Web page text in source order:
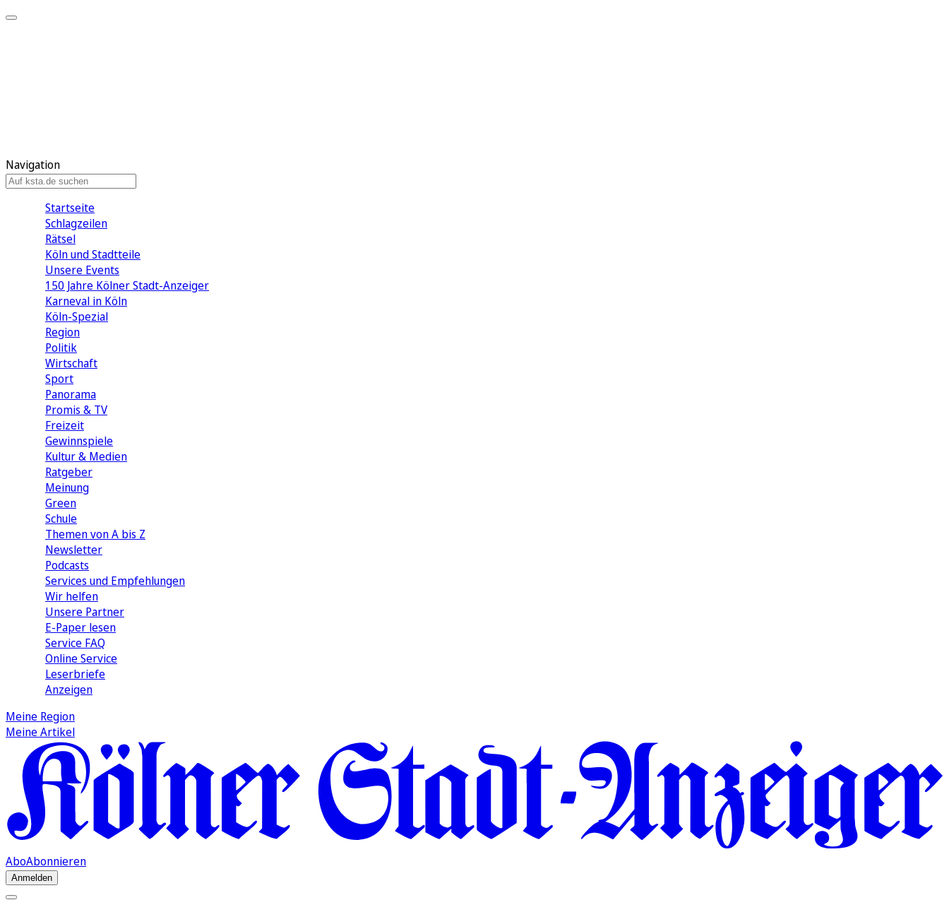
Navigation
Startseite
Schlagzeilen
Rätsel
Köln und Stadtteile
Unsere Events
150 Jahre Kölner Stadt-Anzeiger
Karneval in Köln
Köln-Spezial
Region
Politik
Wirtschaft
Sport
Panorama
Promis & TV
Freizeit
Gewinnspiele
Kultur & Medien
Ratgeber
Meinung
Green
Schule
Themen von A bis Z
Newsletter
Podcasts
Services und Empfehlungen
Wir helfen
Unsere Partner
E-Paper lesen
Service FAQ
Online Service
Leserbriefe
Anzeigen
Meine Region
Meine Artikel
AboAbonnieren
Anmelden